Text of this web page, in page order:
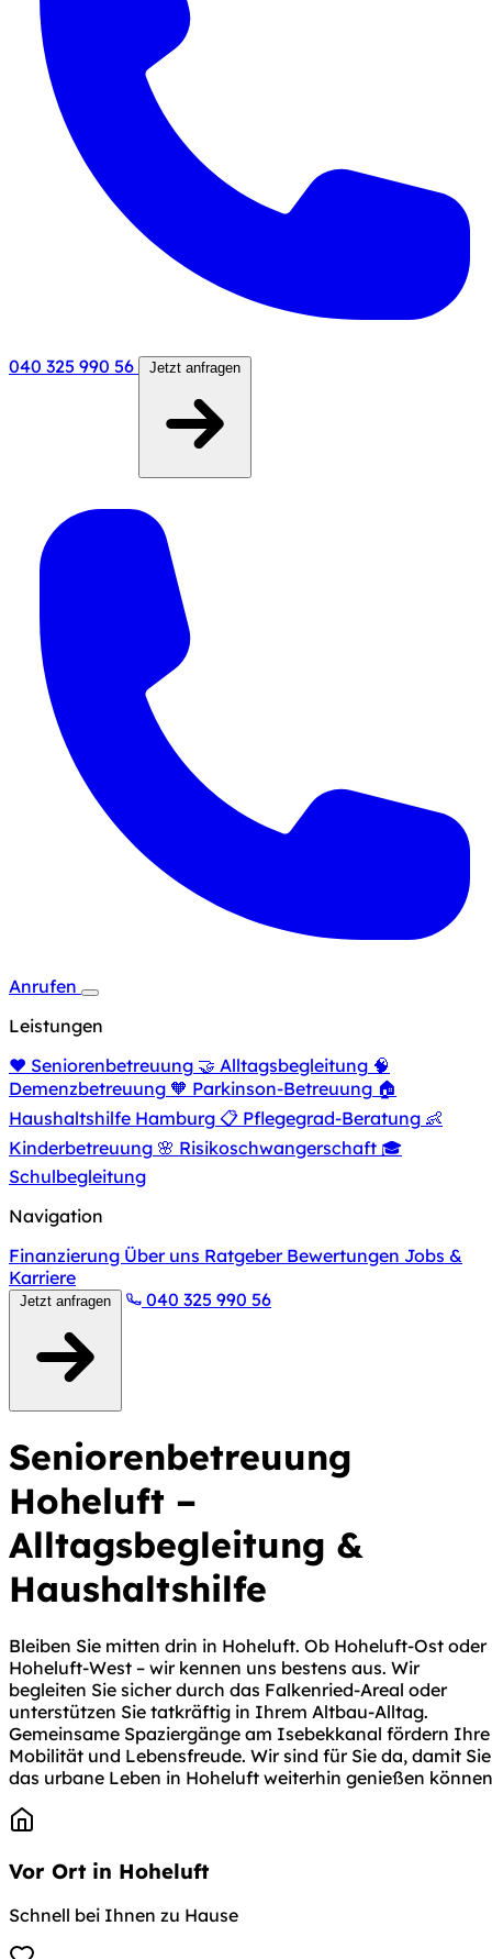
040 325 990 56
Anrufen
Leistungen
❤️ Seniorenbetreuung 🤝 Alltagsbegleitung 🧠
Demenzbetreuung 🧡 Parkinson-Betreuung 🏠
Haushaltshilfe Hamburg 📋 Pflegegrad-Beratung 👶
Kinderbetreuung 🌸 Risikoschwangerschaft 🎓
Schulbegleitung
Navigation
Finanzierung Über uns Ratgeber Bewertungen Jobs &
Karriere
040 325 990 56
Seniorenbetreuung
Hoheluft –
Alltagsbegleitung &
Haushaltshilfe
Bleiben Sie mitten drin in Hoheluft. Ob Hoheluft-Ost oder
Hoheluft-West – wir kennen uns bestens aus. Wir
begleiten Sie sicher durch das Falkenried-Areal oder
unterstützen Sie tatkräftig in Ihrem Altbau-Alltag.
Gemeinsame Spaziergänge am Isebekkanal fördern Ihre
Mobilität und Lebensfreude. Wir sind für Sie da, damit Sie
das urbane Leben in Hoheluft weiterhin genießen
Vor Ort in Hoheluft
Schnell bei Ihnen zu Hause